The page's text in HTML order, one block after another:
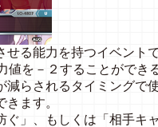
せる能力を持つイベント
値を－２することができ
減らされるタイミングで
ます。
ぐ」、もしくは「相手キ